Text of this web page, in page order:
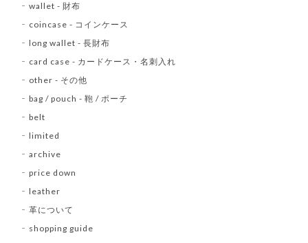
wallet - 財布
coincase - コインケース
long wallet - 長財布
card case - カードケース・名刺入れ
other - その他
bag / pouch - 鞄 / ポーチ
belt
limited
archive
price down
leather
革について
shopping guide